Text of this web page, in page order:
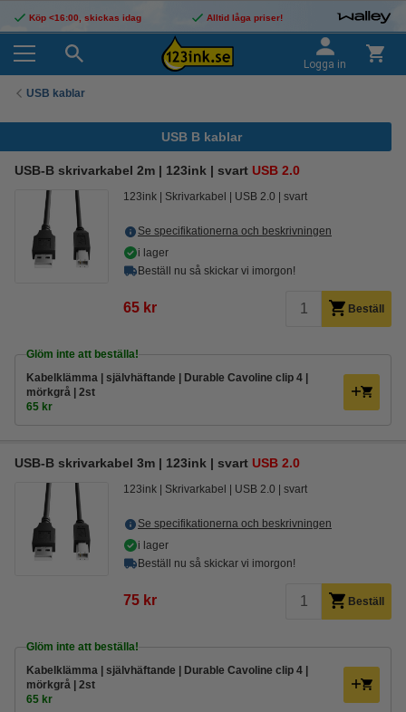
Köp <16:00, skickas idag Alltid låga priser!
Logga in
USB kablar
USB B kablar
USB-B skrivarkabel 2m | 123ink | svart USB 2.0
123ink Skrivarkabel USB 2.0 svart
Se specifikationerna och beskrivningen
i lager
Beställ nu så skickar vi imorgon!
65 kr Beställ
Glöm inte att beställa!
Kabelklämma | självhäftande | Durable Cavoline clip 4 |
mörkgrå | 2st
65 kr
USB-B skrivarkabel 3m | 123ink | svart USB 2.0
123ink Skrivarkabel USB 2.0 svart
Se specifikationerna och beskrivningen
i lager
Beställ nu så skickar vi imorgon!
75 kr Beställ
Glöm inte att beställa!
Kabelklämma | självhäftande | Durable Cavoline clip 4 |
mörkgrå | 2st
65 kr